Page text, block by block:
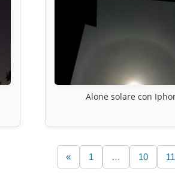
Alone solare con
« 1 … 10 11